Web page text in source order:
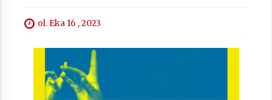
ol. Eka 16 , 2023